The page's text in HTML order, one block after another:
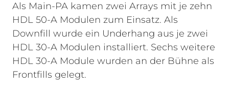
Als Main-PA kamen zwei Arrays mit je zehn
HDL 50-A Modulen zum Einsatz. Als
Downfill wurde ein Underhang aus je zwei
HDL 30-A Modulen installiert. Sechs weitere
HDL 30-A Module wurden an der Bühne als
Frontfills gelegt.